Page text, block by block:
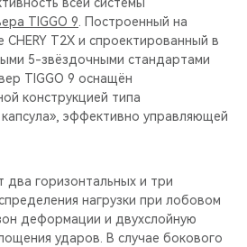
всей системы
TIGGO 9. Построенный на
T2X и спроектированный в
5-звёздочными стандартами
TIGGO 9 оснащён
конструкцией типа
эффективно управляющей
два горизонтальных и три
нагрузки при лобовом
деформации и двухслойную
ударов. В случае бокового